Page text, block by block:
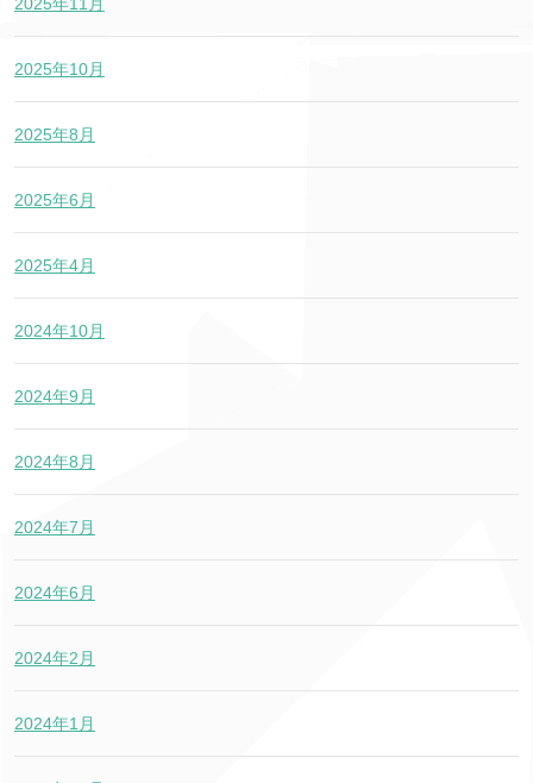
2025年10月
2025年8月
2025年6月
2025年4月
2024年10月
2024年9月
2024年8月
2024年7月
2024年6月
2024年2月
2024年1月